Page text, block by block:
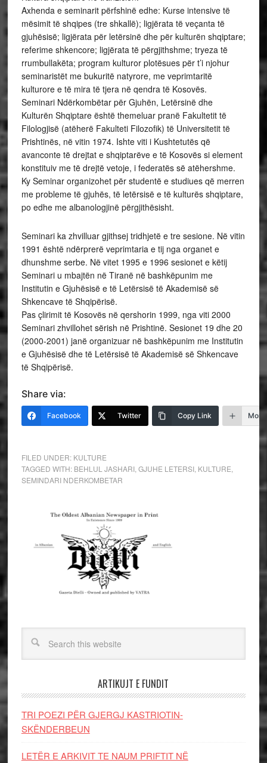
Axhenda e seminarit përfshinë edhe: Kurse intensive të
mësimit të shqipes (tre shkallë); ligjërata të veçanta të
gjuhësisë; ligjërata për letërsinë dhe për kulturën shqiptare;
referime shkencore; ligjërata të përgjithshme; tryeza të
rrumbullakëta; program kulturor plotësues për t’i njohur
seminaristët me bukuritë natyrore, me veprimtaritë
kulturore e të mira të tjera në qendra të Kosovës.
Seminari Ndërkombëtar për Gjuhën, Letërsinë dhe
Kulturën Shqiptare është themeluar pranë Fakultetit të
Filologjisë (atëherë Fakulteti Filozofik) të Universitetit të
Prishtinës, në vitin 1974. Ishte viti i Kushtetutës që
avanconte të drejtat e shqiptarëve e të Kosovës si element
konstituiv me të drejtë vetoje, i federatës së atëhershme.
Ky Seminar organizohet për studentë e studiues që merren
me probleme të gjuhës, të letërsisë e të kulturës shqiptare,
po edhe me albanologjinë përgjithësisht.
Seminari ka zhvilluar gjithsej tridhjetë e tre sesione. Në vitin
1991 është ndërprerë veprimtaria e tij nga organet e
dhunshme serbe. Në vitet 1995 e 1996 sesionet e këtij
Seminari u mbajtën në Tiranë në bashkëpunim me
Institutin e Gjuhësisë e të Letërsisë të Akademisë së
Shkencave të Shqipërisë.
Pas çlirimit të Kosovës në qershorin 1999, nga viti 2000
Seminari zhvillohet sërish në Prishtinë. Sesionet 19 dhe 20
(2000-2001) janë organizuar në bashkëpunim me Institutin
e Gjuhësisë dhe të Letërsisë të Akademisë së Shkencave
të Shqipërisë.
Share via:
Facebook Twitter Copy Link More
FILED UNDER: KULTURE
TAGGED WITH: BEHLUL JASHARI, GJUHE LETERSI, KULTURE
SEMINDARI NDERKOMBETAR
ARTIKUJT E FUNDIT
TRI POEZI PËR GJERGJ KASTRIOTIN-
SKËNDERBEUN
LETËR E ARKIVIT TE NAUM PRIFTIT NË